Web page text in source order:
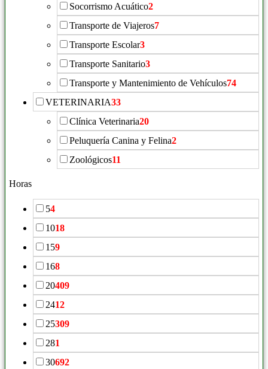
Socorrismo Acuático2
Transporte de Viajeros7
Transporte Escolar3
Transporte Sanitario3
Transporte y Mantenimiento de Vehículos74
VETERINARIA33
Clínica Veterinaria20
Peluquería Canina y Felina2
Zoológicos11
Horas
54
1018
159
168
20409
2412
25309
281
30692